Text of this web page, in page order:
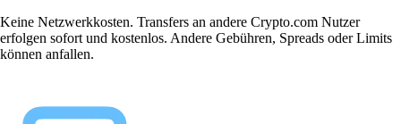
Keine Netzwerkkosten. Transfers an andere Crypto.com Nutzer
erfolgen sofort und kostenlos. Andere Gebühren, Spreads oder Limits
können anfallen.